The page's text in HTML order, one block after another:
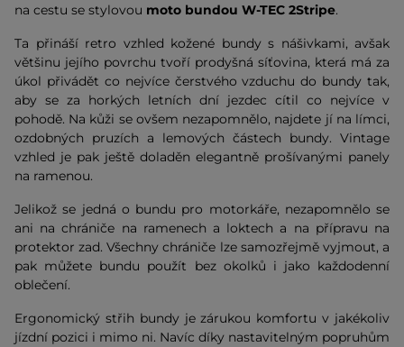
na cestu se stylovou moto bundou W-TEC 2Stripe.
Ta přináší retro vzhled kožené bundy s nášivkami, avšak
většinu jejího povrchu tvoří prodyšná síťovina, která má za
úkol přivádět co nejvíce čerstvého vzduchu do bundy tak,
aby se za horkých letních dní jezdec cítil co nejvíce v
pohodě. Na kůži se ovšem nezapomnělo, najdete jí na límci,
ozdobných pruzích a lemových částech bundy. Vintage
vzhled je pak ještě doladěn elegantně prošívanými panely
na ramenou.
Jelikož se jedná o bundu pro motorkáře, nezapomnělo se
ani na chrániče na ramenech a loktech a na přípravu na
protektor zad. Všechny chrániče lze samozřejmě vyjmout, a
pak můžete bundu použít bez okolků i jako každodenní
oblečení.
Ergonomický střih bundy je zárukou komfortu v jakékoliv
jízdní pozici i mimo ni. Navíc díky nastavitelným popruhům